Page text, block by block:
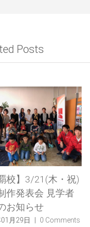
Posts
【ロボット教室
阪校
ース「バキューム